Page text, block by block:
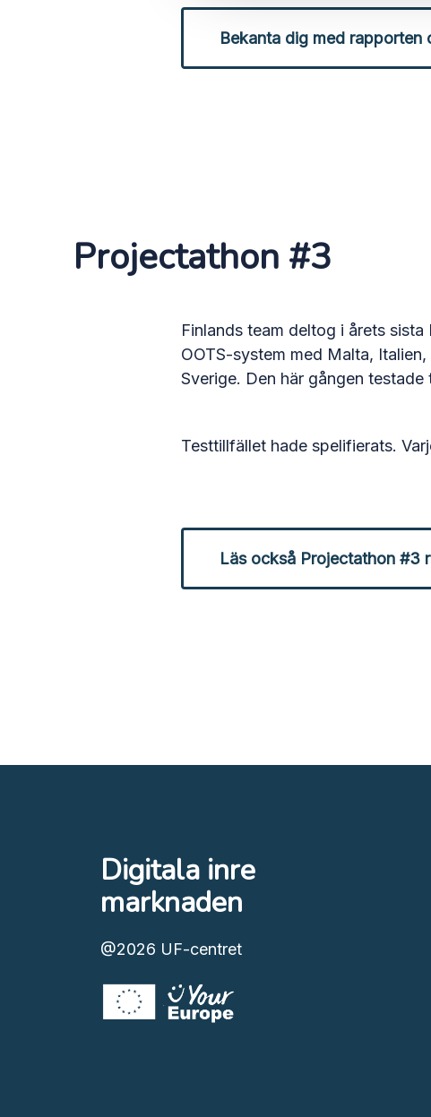
Bekanta dig med rapporten
Projectathon #3
Finlands team deltog i årets
OOTS-system med Malta,
Sverige. Den här gången
Testtillfället hade spelifierats.
Läs också Projectathon #3
Digitala inre
marknaden
@2026 UF-centret